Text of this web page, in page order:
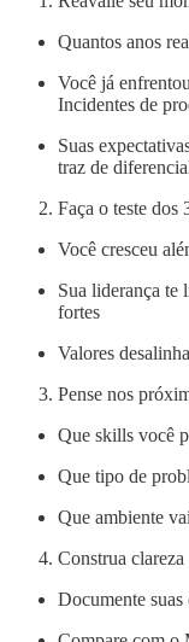
Quantos anos
Você já
Incidentes de
Suas
traz de
Faça o teste dos
Você cresceu
Sua liderança
fortes
Valores
Pense nos
Que skills você
Que tipo de
Que ambiente
Construa clareza
Documente suas